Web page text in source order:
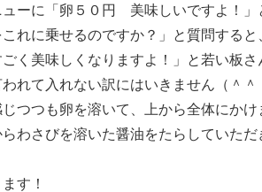
ーに「卵５０円 美味しいですよ！」
これに乗せるのですか？」と質問すると
ごく美味しくなりますよ！」と若い板さ
れて入れない訳にはいきません（＾＾
つつも卵を溶いて、上から全体にかけ
わさびを溶いた醤油をたらしていただ
す！